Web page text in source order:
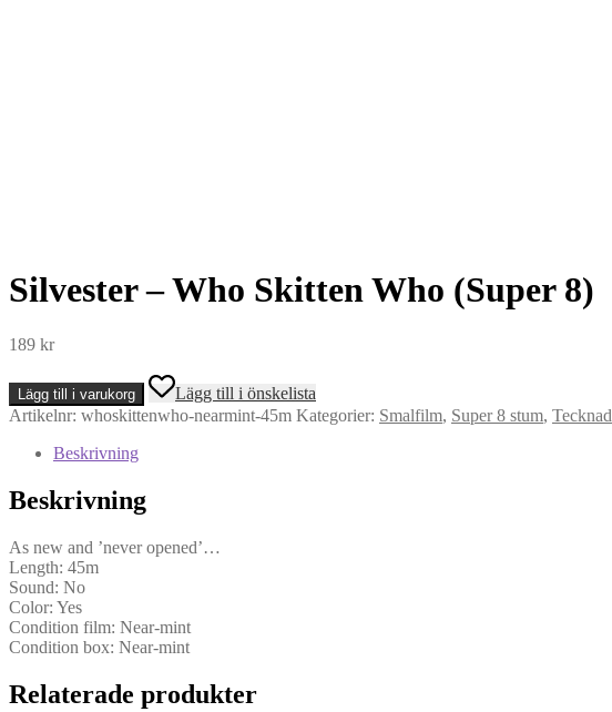
Silvester – Who Skitten Who (Super 8)
189 kr
Silvester
-
Who
Who
8)
Lägg till i varukorg
Lägg till i önskelista
Artikelnr: whoskittenwho-nearmint-45m Kategorier: Smalfilm, Super 8 stum, Tecknad
Beskrivning
Beskrivning
As new and ’never opened’…
Length: 45m
Sound: No
Color: Yes
Condition film: Near-mint
Condition box: Near-mint
Relaterade produkter